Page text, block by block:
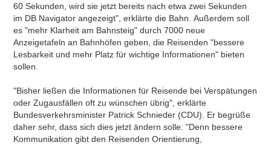
60 Sekunden, wird sie jetzt bereits nach etwa zwei Sekunden
im DB Navigator angezeigt", erklärte die Bahn. Außerdem soll
es "mehr Klarheit am Bahnsteig" durch 7000 neue
Anzeigetafeln an Bahnhöfen geben, die Reisenden "bessere
Lesbarkeit und mehr Platz für wichtige Informationen" bieten
sollen.
"Bisher ließen die Informationen für Reisende bei Verspätungen
oder Zugausfällen oft zu wünschen übrig", erklärte
Bundesverkehrsminister Patrick Schnieder (CDU). Er begrüße
daher sehr, dass sich dies jetzt ändern solle: "Denn bessere
Kommunikation gibt den Reisenden Orientierung,